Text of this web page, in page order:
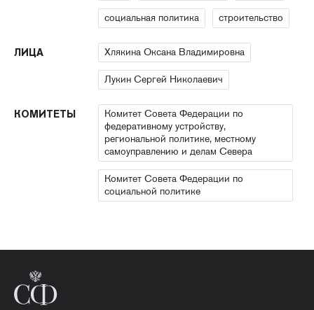
социальная политика строительство
ЛИЦА Хлякина Оксана Владимировна
Лукин Сергей Николаевич
КОМИТЕТЫ
Комитет Совета Федерации по
федеративному устройству,
региональной политике, местному
самоуправлению и делам Севера
Комитет Совета Федерации по
социальной политике